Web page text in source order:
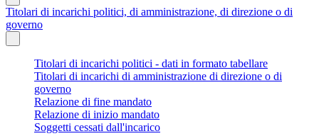
Titolari di incarichi politici, di amministrazione, di direzione o di
governo
Titolari di incarichi politici - dati in formato tabellare
Titolari di incarichi di amministrazione di direzione o di
governo
Relazione di fine mandato
Relazione di inizio mandato
Soggetti cessati dall'incarico